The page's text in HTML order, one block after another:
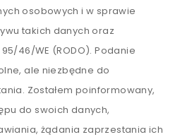
osobowych i w sprawie
takich danych oraz
46/WE (RODO). Podanie
ale niezbędne do
Zostałem poinformowany,
do swoich danych,
żądania zaprzestania ich